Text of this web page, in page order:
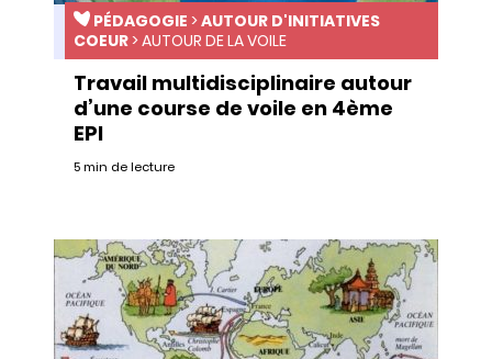
PÉDAGOGIE >AUTOUR D'INITIATIVES
COEUR>AUTOUR DE LA VOILE
Travail multidisciplinaire autour
d’une course de voile en 4ème
EPI
5 min de lecture